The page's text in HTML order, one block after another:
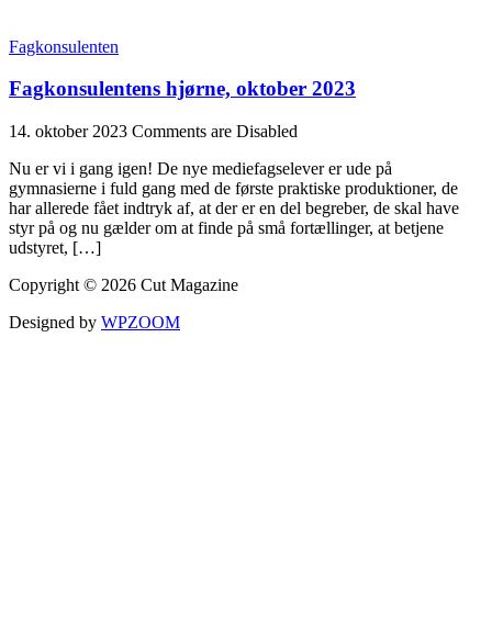
Fagkonsulenten
Fagkonsulentens hjørne, oktober 2023
14. oktober 2023 Comments are Disabled
Nu er vi i gang igen! De nye mediefagselever er ude på
gymnasierne i fuld gang med de første praktiske produktioner, de
har allerede fået indtryk af, at der er en del begreber, de skal have
styr på og nu gælder om at finde på små fortællinger, at betjene
udstyret, […]
Copyright © 2026 Cut Magazine
Designed by WPZOOM